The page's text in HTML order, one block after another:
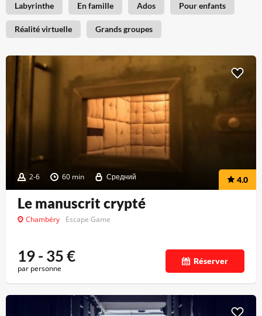
Labyrinthe En famille Ados Pour enfants
Réalité virtuelle Grands groupes
2-6 60 min Средний 4.0
Le manuscrit crypté
Chambéry Escape Game
19 - 35€
par personne
Réserver